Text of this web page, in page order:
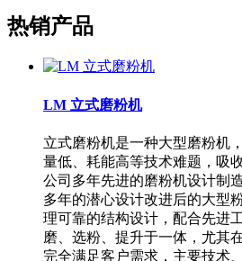
热销产品
LM 立式磨粉机
立式磨粉机是一种大型磨粉机
量低、耗能高等技术难题，吸
公司多年先进的磨粉机设计制
多年的潜心设计改进后的大型
理可靠的结构设计，配合先进
磨、选粉、提升于一体，尤其
完全满足客户需求，主要技术